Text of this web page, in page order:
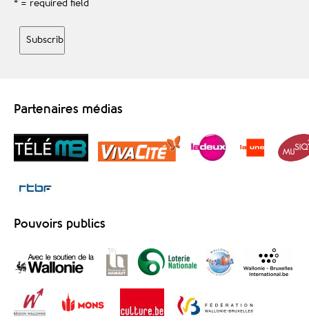
* = required field
Partenaires médias
Pouvoirs publics